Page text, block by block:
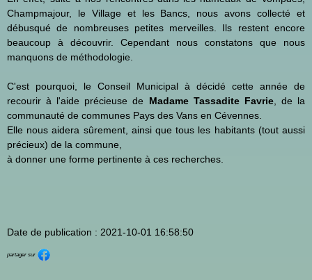
Champmajour, le Village et les Bancs, nous avons collecté et
débusqué de nombreuses petites merveilles. Ils restent encore
beaucoup à découvrir. Cependant nous constatons que nous
manquons de méthodologie.
C'est pourquoi, le Conseil Municipal à décidé cette année de
recourir à l'aide précieuse de Madame Tassadite Favrie, de la
communauté de communes Pays des Vans en Cévennes.
Elle nous aidera sûrement, ainsi que tous les habitants (tout aussi
précieux) de la commune,
à donner une forme pertinente à ces recherches.
Date de publication : 2021-10-01 16:58:50
partager sur